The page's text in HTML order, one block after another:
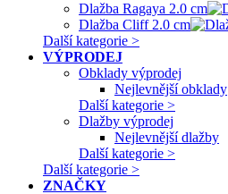
Dlažba Ragaya 2.0 cm
Dlažba Cliff 2.0 cm
Další kategorie >
VÝPRODEJ
Obklady výprodej
Nejlevnější obklady
Další kategorie >
Dlažby výprodej
Nejlevnější dlažby
Další kategorie >
Další kategorie >
ZNAČKY